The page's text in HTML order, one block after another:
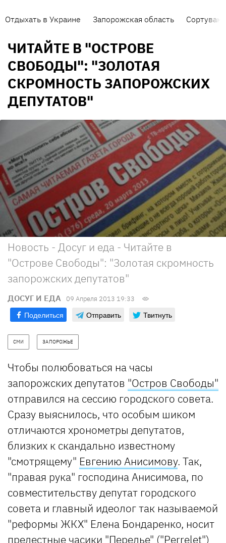
Отдыхать в Украине Запорожская область
ЧИТАЙТЕ В "ОСТРОВЕ
СВОБОДЫ": "ЗОЛОТАЯ
СКРОМНОСТЬ ЗАПОРОЖСКИХ
ДЕПУТАТОВ"
Новость - Досуг и еда - Читайте в
"Острове Свободы": "Золотая скромность
запорожских депутатов"
ДОСУГ И ЕДА 09 Апреля 2013 19:33
Поделиться Отправить Твитнуть
СМИ ЗАПОРОЖЬЕ
Чтобы полюбоваться на часы
запорожских депутатов "Остров Свободы"
отправился на сессию городского совета.
Сразу выяснилось, что особым шиком
отличаются хронометры депутатов,
близких к скандально известному
"смотрящему" Евгению Анисимову. Так,
"правая рука" господина Анисимова, по
совместительству депутат городского
совета и главный идеолог так называемой
"реформы ЖКХ" Елена Бондаренко, носит
прелестные часики "Перелье" ("Perrelet")